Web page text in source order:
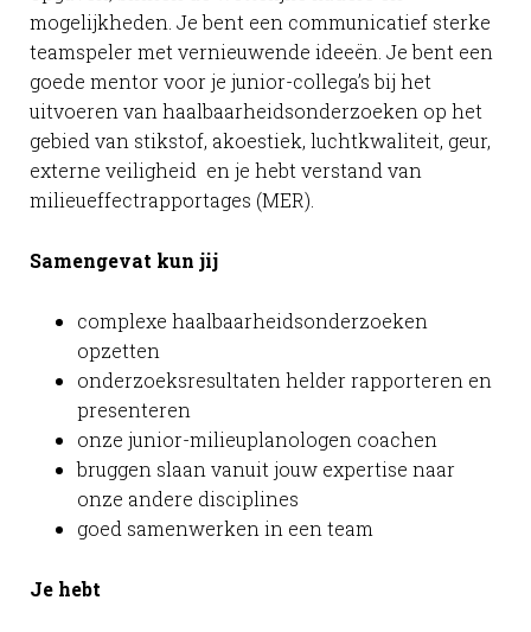
mogelijkheden. Je bent een communicatief sterke
teamspeler met vernieuwende ideeën. Je bent een
goede mentor voor je junior-collega’s bij het
uitvoeren van haalbaarheidsonderzoeken op het
gebied van stikstof, akoestiek, luchtkwaliteit, geur,
externe veiligheid en je hebt verstand van
milieueffectrapportages (MER).
Samengevat kun jij
complexe haalbaarheidsonderzoeken
opzetten
onderzoeksresultaten helder rapporteren en
presenteren
onze junior-milieuplanologen coachen
bruggen slaan vanuit jouw expertise naar
onze andere disciplines
goed samenwerken in een team
Je hebt